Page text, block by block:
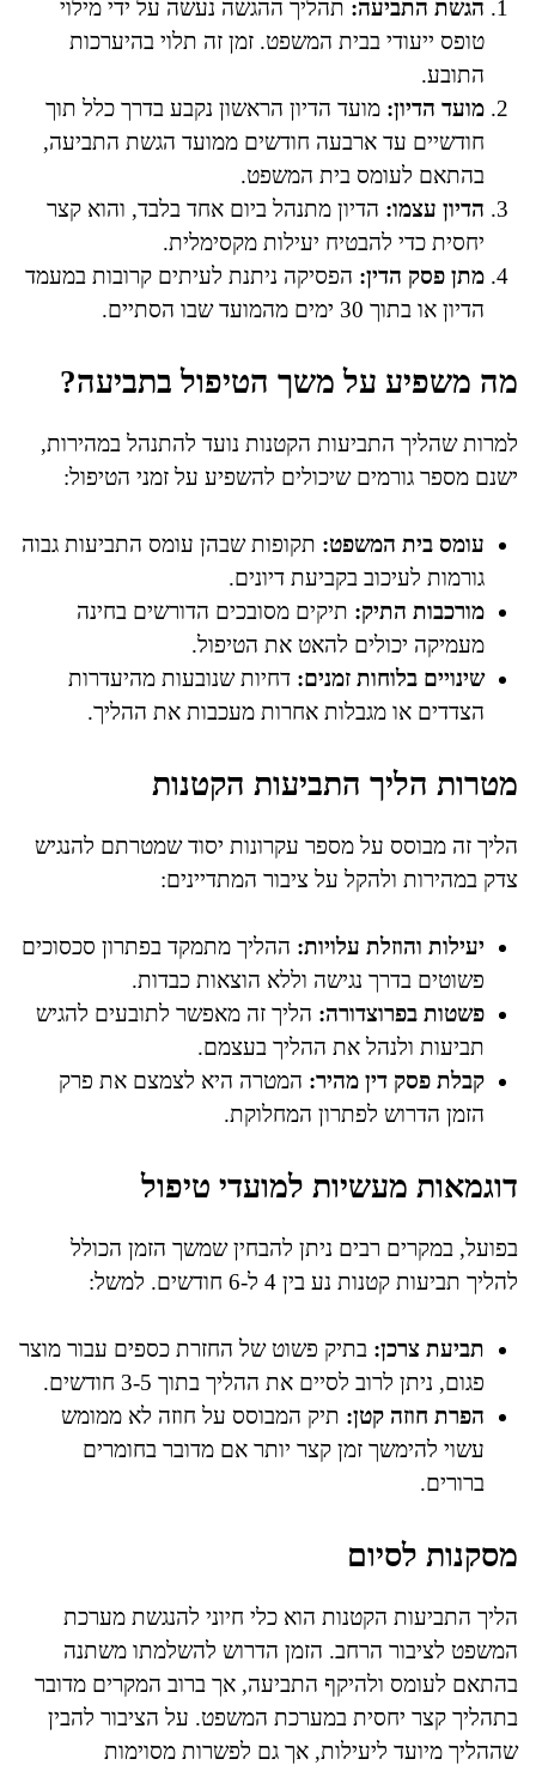
הגשת התביעה: תהליך ההגשה נעשה על ידי מילוי
טופס ייעודי בבית המשפט. זמן זה תלוי בהיערכות
התובע.
מועד הדיון: מועד הדיון הראשון נקבע בדרך כלל תוך
חודשיים עד ארבעה חודשים ממועד הגשת התביעה,
בהתאם לעומס בית המשפט.
הדיון עצמו: הדיון מתנהל ביום אחד בלבד, והוא קצר
יחסית כדי להבטיח יעילות מקסימלית.
מתן פסק הדין: הפסיקה ניתנת לעיתים קרובות במעמד
הדיון או בתוך 30 ימים מהמועד שבו הסתיים.
מה משפיע על משך הטיפול בתביעה?
למרות שהליך התביעות הקטנות נועד להתנהל במהירות,
ישנם מספר גורמים שיכולים להשפיע על זמני הטיפול:
עומס בית המשפט: תקופות שבהן עומס התביעות גבוה
גורמות לעיכוב בקביעת דיונים.
מורכבות התיק: תיקים מסובכים הדורשים בחינה
מעמיקה יכולים להאט את הטיפול.
שינויים בלוחות זמנים: דחיות שנובעות מהיעדרות
הצדדים או מגבלות אחרות מעכבות את ההליך.
מטרות הליך התביעות הקטנות
הליך זה מבוסס על מספר עקרונות יסוד שמטרתם להנגיש
צדק במהירות ולהקל על ציבור המתדיינים:
יעילות והוזלת עלויות: ההליך מתמקד בפתרון סכסוכים
פשוטים בדרך נגישה וללא הוצאות כבדות.
פשטות בפרוצדורה: הליך זה מאפשר לתובעים להגיש
תביעות ולנהל את ההליך בעצמם.
קבלת פסק דין מהיר: המטרה היא לצמצם את פרק
הזמן הדרוש לפתרון המחלוקת.
דוגמאות מעשיות למועדי טיפול
בפועל, במקרים רבים ניתן להבחין שמשך הזמן הכולל
להליך תביעות קטנות נע בין 4 ל-6 חודשים. למשל:
תביעת צרכן: בתיק פשוט של החזרת כספים עבור מוצר
פגום, ניתן לרוב לסיים את ההליך בתוך 3-5 חודשים.
הפרת חוזה קטן: תיק המבוסס על חוזה לא ממומש
עשוי להימשך זמן קצר יותר אם מדובר בחומרים
ברורים.
מסקנות לסיום
הליך התביעות הקטנות הוא כלי חיוני להנגשת מערכת
המשפט לציבור הרחב. הזמן הדרוש להשלמתו משתנה
בהתאם לעומס ולהיקף התביעה, אך ברוב המקרים מדובר
בתהליך קצר יחסית במערכת המשפט. על הציבור להבין
שההליך מיועד ליעילות, אך גם לפשרות מסוימות